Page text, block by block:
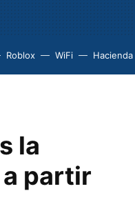
Roblox WiFi Hacienda
la
partir